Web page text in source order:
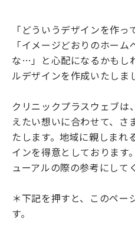
「どういうデザインを作っ
「イメージどおりのホー
な…」と心配になるかもし
ルデザインを作成いたしま
クリニックプラスウェブ
えたい想いに合わせて、さ
たします。地域に親しまれ
インを得意としております
ューアルの際の参考にして
＊下記を押すと、このペー
す。